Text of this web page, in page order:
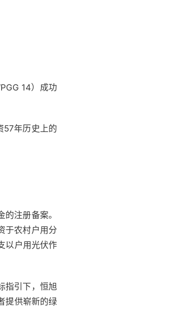
14）成功
57年历史上的
注册备案。
于农村户用分
以户用光伏作
指引下，恒旭
提供崭新的绿